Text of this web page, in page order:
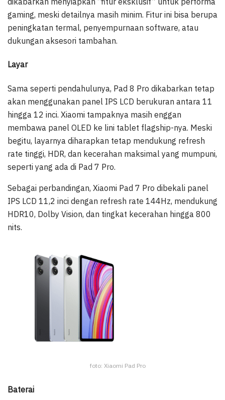
gaming, meski detailnya masih minim. Fitur ini bisa berupa
peningkatan termal, penyempurnaan software, atau
dukungan aksesori tambahan.
Layar
Sama seperti pendahulunya, Pad 8 Pro dikabarkan tetap
akan menggunakan panel IPS LCD berukuran antara 11
hingga 12 inci. Xiaomi tampaknya masih enggan
membawa panel OLED ke lini tablet flagship-nya. Meski
begitu, layarnya diharapkan tetap mendukung refresh
rate tinggi, HDR, dan kecerahan maksimal yang mumpuni,
seperti yang ada di Pad 7 Pro.
Sebagai perbandingan, Xiaomi Pad 7 Pro dibekali panel
IPS LCD 11,2 inci dengan refresh rate 144Hz, mendukung
HDR10, Dolby Vision, dan tingkat kecerahan hingga 800
nits.
foto: Xiaomi Pad Pro
Baterai